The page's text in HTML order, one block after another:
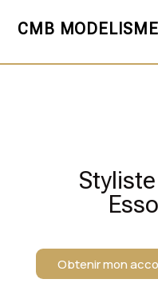
CMB MODELISME
Obtenir mon